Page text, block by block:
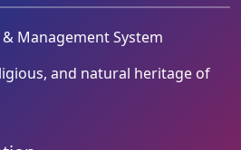
Management System
and natural heritage of